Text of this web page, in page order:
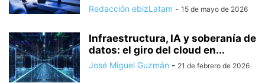
Redacción ebizLatam - 15 de mayo de 2026
Infraestructura, IA y soberanía de
datos: el giro del cloud en...
José Miguel Guzmán - 21 de febrero de 2026